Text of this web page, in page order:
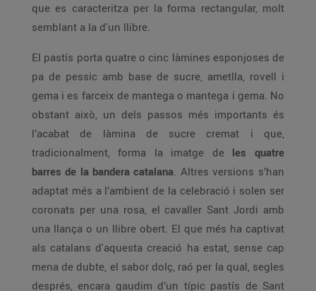
que es caracteritza per la forma rectangular, molt
semblant a la d'un llibre.
El pastís porta quatre o cinc làmines esponjoses de
pa de pessic amb base de sucre, ametlla, rovell i
gema i es farceix de mantega o mantega i gema. No
obstant això, un dels passos més importants és
l’acabat de làmina de sucre cremat i que,
tradicionalment, forma la imatge de les quatre
barres de la bandera catalana. Altres versions s’han
adaptat més a l’ambient de la celebració i solen ser
coronats per una rosa, el cavaller Sant Jordi amb
una llança o un llibre obert. El que més ha captivat
als catalans d'aquesta creació ha estat, sense cap
mena de dubte, el sabor dolç, raó per la qual, segles
després, encara gaudim d’un típic pastís de Sant